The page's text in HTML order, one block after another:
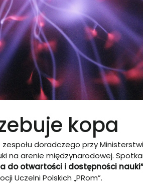
kopa
doradczego przy
na arenie międzynarodowej.
do otwartości i dostępności
Uczelni Polskich „PRom”.